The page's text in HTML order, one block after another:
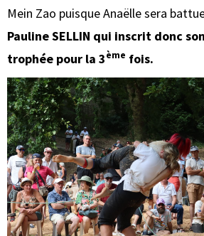
Mein Zao puisque Anaëlle sera
Pauline SELLIN qui inscrit donc
trophée pour la 3ème fois.